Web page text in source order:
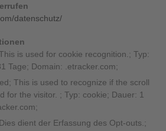
datenschutz/
is used for cookie recognition.; Typ:
Tage; Domain: .etracker.com;
This is used to recognize if the scroll
for the visitor. ; Typ: cookie; Dauer: 1
dient der Erfassung des Opt-outs.;